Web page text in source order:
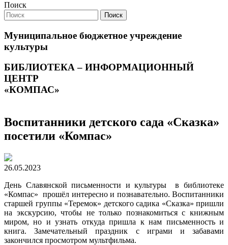
Поиск
Поиск
Муниципальное бюджетное учреждение
культуры
БИБЛИОТЕКА – ИНФОРМАЦИОННЫЙ
ЦЕНТР
«КОМПАС»
Воспитанники детского сада «Сказка»
посетили «Компас»
26.05.2023
День Славянской письменности и культуры в библиотеке
«Компас» прошёл интересно и познавательно. Воспитанники
старшей группы «Теремок» детского садика «Сказка» пришли
на экскурсию, чтобы не только познакомиться с книжным
миром, но и узнать откуда пришла к нам письменность и
книга. Замечательный праздник с играми и забавами
закончился просмотром мультфильма.